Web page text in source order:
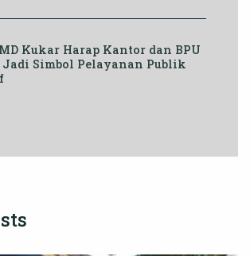
Kukar Harap Kantor dan BPU
Simbol Pelayanan Publik